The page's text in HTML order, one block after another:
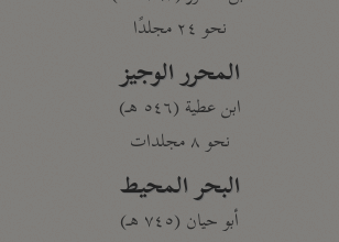
نحو ٢٤ مجلدًا
المحرر الوجيز
ابن عطية (٥٤٦ هـ)
نحو ٨ مجلدات
البحر المحيط
أبو حيان (٧٤٥ هـ)